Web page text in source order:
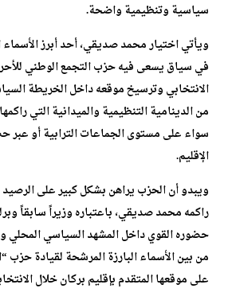
سياسية وتنظيمية واضحة.
ويأتي اختيار محمد صديقي، أحد أبرز الأسماء
في سياق يسعى فيه حزب التجمع الوطني
الانتخابي وترسيخ موقعه داخل الخريطة
من الدينامية التنظيمية والميدانية التي
سواء على مستوى الجماعات الترابية أو عبر
الإقليم.
ويبدو أن الحزب يراهن بشكل كبير على الرصيد
راكمه محمد صديقي، باعتباره وزيراً سابقاً
حضوره القوي داخل المشهد السياسي المحلي
من بين الأسماء البارزة المرشحة لقيادة حزب
على موقعها المتقدم بإقليم بركان خلال